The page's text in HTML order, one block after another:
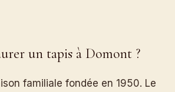
un tapis à Domont ?
familiale fondée en 1950. Le